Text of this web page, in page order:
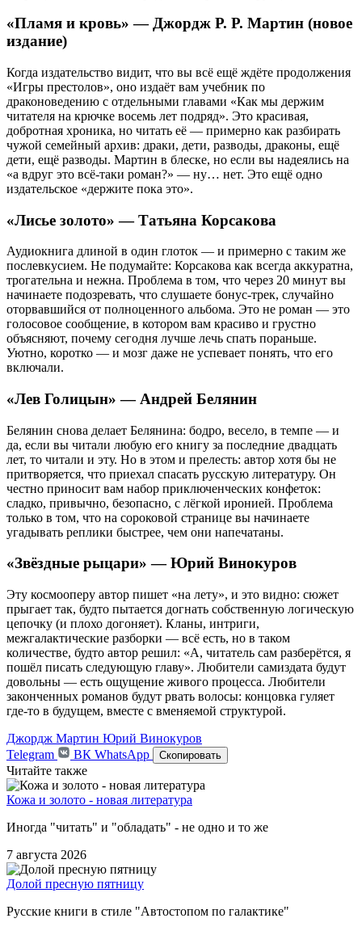
«Пламя и кровь» — Джордж Р. Р. Мартин (новое
издание)
Когда издательство видит, что вы всё ещё ждёте продолжения
«Игры престолов», оно издаёт вам учебник по
драконоведению с отдельными главами «Как мы держим
читателя на крючке восемь лет подряд». Это красивая,
добротная хроника, но читать её — примерно как разбирать
чужой семейный архив: драки, дети, разводы, драконы, ещё
дети, ещё разводы. Мартин в блеске, но если вы надеялись на
«а вдруг это всё-таки роман?» — ну… нет. Это ещё одно
издательское «держите пока это».
«Лисье золото» — Татьяна Корсакова
Аудиокнига длиной в один глоток — и примерно с таким же
послевкусием. Не подумайте: Корсакова как всегда аккуратна,
трогательна и нежна. Проблема в том, что через 20 минут вы
начинаете подозревать, что слушаете бонус-трек, случайно
оторвавшийся от полноценного альбома. Это не роман — это
голосовое сообщение, в котором вам красиво и грустно
объясняют, почему сегодня лучше лечь спать пораньше.
Уютно, коротко — и мозг даже не успевает понять, что его
включали.
«Лев Голицын» — Андрей Белянин
Белянин снова делает Белянина: бодро, весело, в темпе — и
да, если вы читали любую его книгу за последние двадцать
лет, то читали и эту. Но в этом и прелесть: автор хотя бы не
притворяется, что приехал спасать русскую литературу. Он
честно приносит вам набор приключенческих конфеток:
сладко, привычно, безопасно, с лёгкой иронией. Проблема
только в том, что на сороковой странице вы начинаете
угадывать реплики быстрее, чем они напечатаны.
«Звёздные рыцари» — Юрий Винокуров
Эту космооперу автор пишет «на лету», и это видно: сюжет
прыгает так, будто пытается догнать собственную логическую
цепочку (и плохо догоняет). Кланы, интриги,
межгалактические разборки — всё есть, но в таком
количестве, будто автор решил: «А, читатель сам разберётся, я
пошёл писать следующую главу». Любители самиздата будут
довольны — есть ощущение живого процесса. Любители
законченных романов будут рвать волосы: концовка гуляет
где-то в будущем, вместе с вменяемой структурой.
Джордж Мартин Юрий Винокуров
Telegram
ВК WhatsApp Скопировать
Читайте также
Кожа и золото - новая литература
Иногда "читать" и "обладать" - не одно и то же
7 августа 2026
Долой пресную пятницу
Русские книги в стиле "Автостопом по галактике"